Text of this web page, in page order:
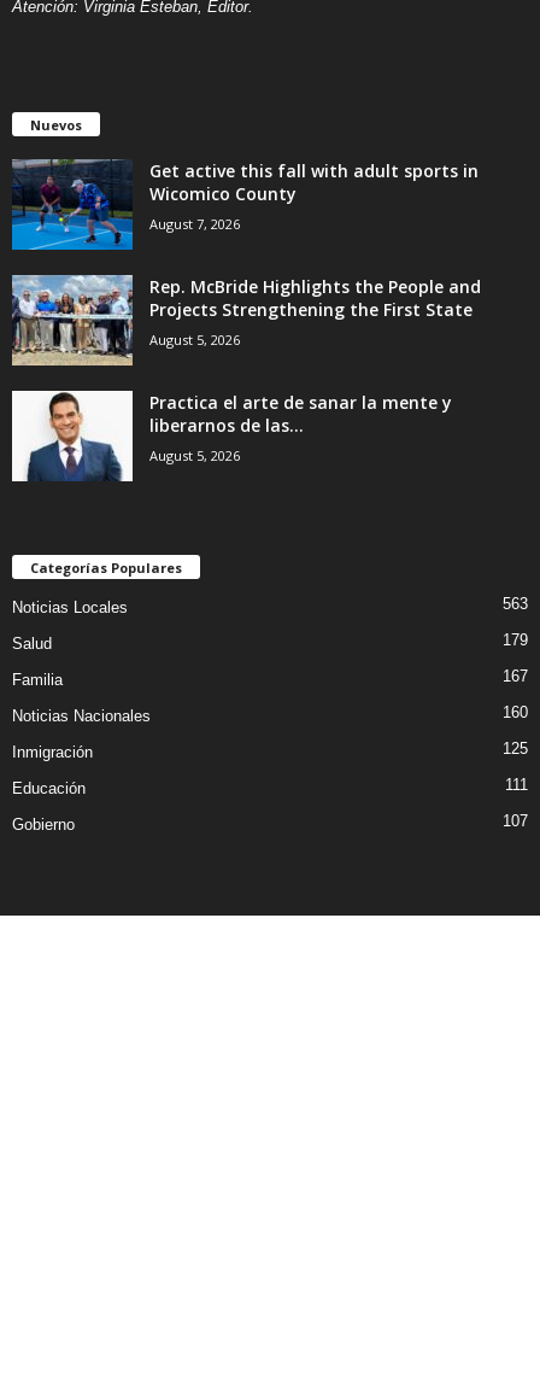
Atención: Virginia Esteban, Editor.
Nuevos
Get active this fall with adult sports in
Wicomico County
August 7, 2026
Rep. McBride Highlights the People and
Projects Strengthening the First State
August 5, 2026
Practica el arte de sanar la mente y
liberarnos de las...
August 5, 2026
Categorías Populares
Noticias Locales 563
Salud 179
Familia 167
Noticias Nacionales 160
Inmigración 125
Educación 111
Gobierno 107